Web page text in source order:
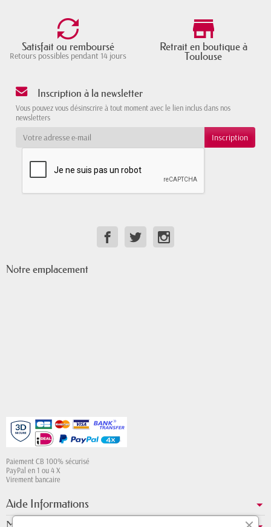
Satisfait ou remboursé
Retours possibles pendant 14 jours
Retrait en boutique à
Toulouse
Inscription à la newsletter
Vous pouvez vous désinscrire à tout moment avec le lien inclus dans nos
newsletters
Notre emplacement
Paiement CB 100% sécurisé
PayPal en 1 ou 4 X
Virement bancaire
Aide Informations